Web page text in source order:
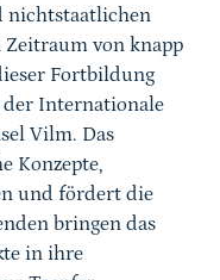
nichtstaatlichen
von knapp
Fortbildung
Internationale
Vilm. Das
Konzepte,
und fördert die
bringen das
in ihre